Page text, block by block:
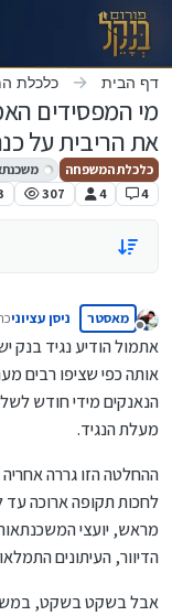
דילוג לתוכן
דף הבית כלכלת
מי המפסידים
את הריבית על
כלכלת המשפחה
4
4
307
מנותק
מאסטר ניסן עציוני
אתמול הודיע נגיד בנק
אותה כפי שציפו רבים
הנאנקים מידי חודש
מעלת הנגיד.
ההחלטה הזו גררה
לחכות תקופה ארוכה עד
מראש, יועצי
הדיוור, העיתונים
אבל בשקט בשקט,